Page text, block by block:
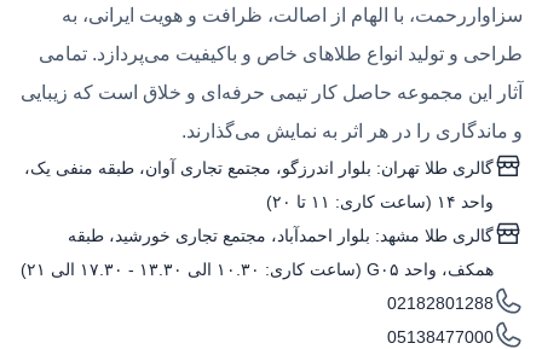
سزاواررحمت، با الهام از اصالت، ظرافت و هویت ایرانی، به
طراحی و تولید انواع طلاهای خاص و باکیفیت می‌پردازد. تمامی
آثار این مجموعه حاصل کار تیمی حرفه‌ای و خلاق است که زیبایی
و ماندگاری را در هر اثر به نمایش می‌گذارند.
گالری طلا تهران: بلوار اندرزگو، مجتمع تجاری آوان، طبقه منفی یک،
واحد ۱۴ (ساعت کاری: ۱۱ تا ۲۰)
گالری طلا مشهد: بلوار احمدآباد، مجتمع تجاری خورشید، طبقه
همکف، واحد G۰۵ (ساعت کاری: ۱۰.۳۰ الی ۱۳.۳۰ - ۱۷.۳۰ الی ۲۱)
02182801288
05138477000